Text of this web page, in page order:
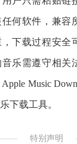
何软件，兼容
下载过程安全
乐需遵守相关
Music
下载工具。
特别声明